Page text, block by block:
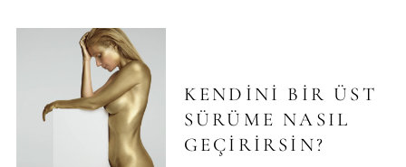
KENDINI BIR ÜST
SÜRÜME NASIL
GEÇIRIRSIN?